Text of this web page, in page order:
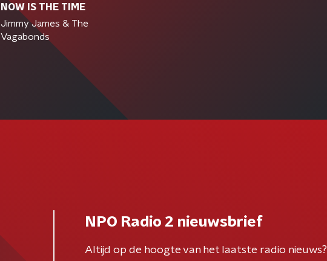
NOW IS THE TIME
Jimmy James & The
Vagabonds
NPO Radio 2 nieuwsbrief
Altijd op de hoogte van het laatste radio nieuws?